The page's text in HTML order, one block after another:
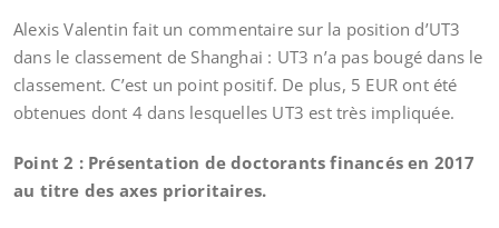
Alexis Valentin fait un commentaire sur la position d’UT3
dans le classement de Shanghai : UT3 n’a pas bougé dans le
classement. C’est un point positif. De plus, 5 EUR ont été
obtenues dont 4 dans lesquelles UT3 est très impliquée.
Point 2 : Présentation de doctorants financés en 2017
au titre des axes prioritaires.